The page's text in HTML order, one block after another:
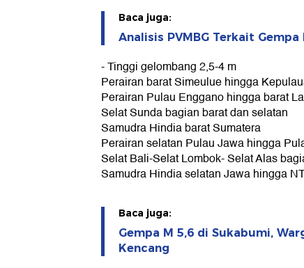
Baca juga:
Analisis PVMBG Terkait
- Tinggi gelombang 2,5-4 m
Perairan barat Simeulue hingga
Perairan Pulau Enggano hingga barat
Selat Sunda bagian barat dan selatan
Samudra Hindia barat Sumatera
Perairan selatan Pulau Jawa hingga
Selat Bali-Selat Lombok- Selat Alas
Samudra Hindia selatan Jawa hingga
Baca juga:
Gempa M 5,6 di Sukabumi,
Kencang